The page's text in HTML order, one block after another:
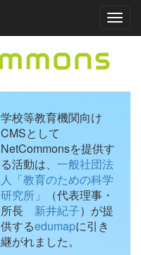
学校等教育機関向け
CMSとして
NetCommonsを提供す
る活動は、 一般社団法
人「教育のための科学
研究所」
（代表理事・
所長 新井紀子）が提
供するedumapに引き
継がれました。